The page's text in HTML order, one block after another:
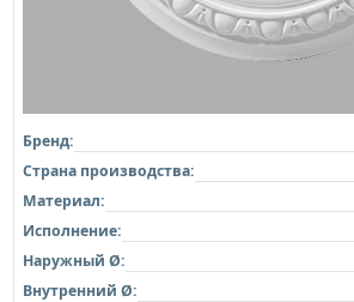
Бренд:
Страна производства:
Материал:
Исполнение:
Наружный Ø:
Внутренний Ø: